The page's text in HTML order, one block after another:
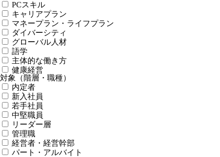
PCスキル
キャリアプラン
マネープラン・ライフプラン
ダイバーシティ
グローバル人材
語学
主体的な働き方
健康経営
対象（階層・職種）
内定者
新入社員
若手社員
中堅職員
リーダー層
管理職
経営者・経営幹部
パート・アルバイト